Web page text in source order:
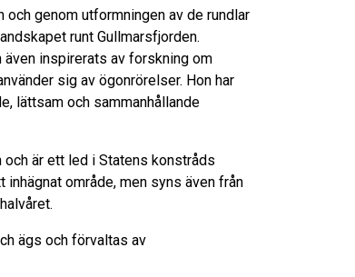
genom utformningen av de rundlar
runt Gullmarsfjorden.
inspirerats av forskning om
sig av ögonrörelser. Hon har
lättsam och sammanhållande
är ett led i Statens konstråds
område, men syns även från
ägs och förvaltas av